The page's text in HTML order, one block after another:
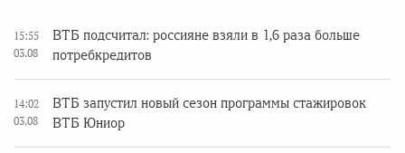
15:55
03.08
ВТБ подсчитал: россияне взяли в 1,6 раза больше
потребкредитов
14:02
03.08
ВТБ запустил новый сезон программы стажировок
ВТБ Юниор